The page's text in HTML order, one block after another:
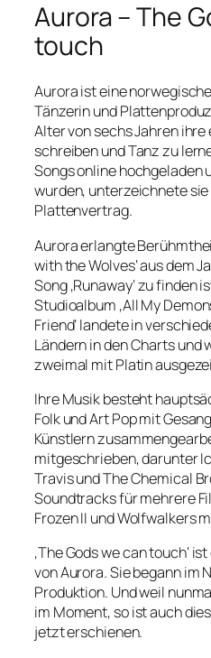
Aurora – The
touch
Aurora ist eine
Tänzerin und
Alter von sechs Jahren
schreiben und Tanz zu
Songs online hochgeladen
wurden, unterzeichnete sie
Plattenvertrag.
Aurora erlangte
with the Wolves‘ aus dem
Song ‚Runaway‘ zu finden
Studioalbum ‚All My
Friend‘ landete in
Ländern in den Charts und
zweimal mit Platin
Ihre Musik besteht
Folk und Art Pop mit
Künstlern
mitgeschrieben, darunter
Travis und The Chemical
Soundtracks für mehrere
Frozen II und Wolfwalkers
‚The Gods we can touch‘
von Aurora. Sie begann im
Produktion. Und weil
im Moment, so ist auch
jetzt erschienen.